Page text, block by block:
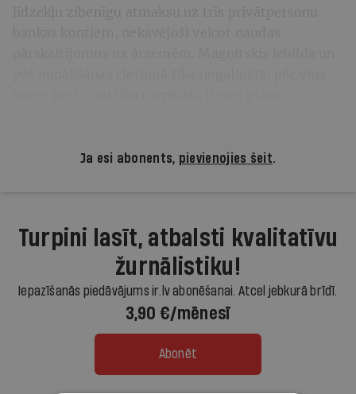
līdzekļu zibenīgu atmaksu uz trīs privātpersonu
Ja esi abonents, pievienojies šeit.
Turpini lasīt, atbalsti kvalitatīvu
žurnālistiku!
Iepazīšanās piedāvājums ir.lv abonēšanai. Atcel jebkurā brīdī.
3,90 €/mēnesī
Abonēt